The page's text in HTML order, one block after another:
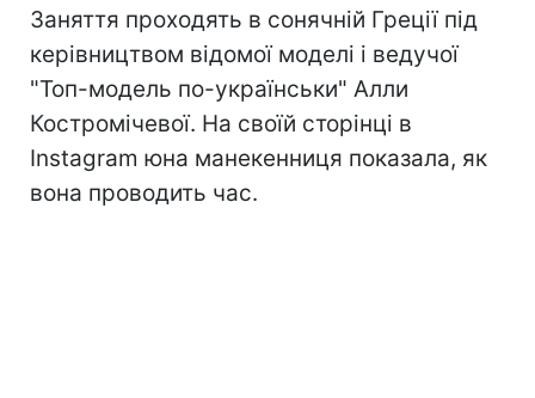
Заняття проходять в сонячній Греції під
керівництвом відомої моделі і ведучої
"Топ-модель по-українськи" Алли
Костромічевої. На своїй сторінці в
Instagram юна манекенниця показала, як
вона проводить час.